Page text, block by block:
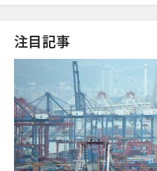
注目記事